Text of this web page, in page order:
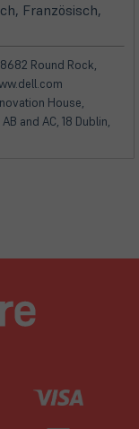
neuem
Französisch,
Round Rock,
House,
and AC, 18 Dublin,